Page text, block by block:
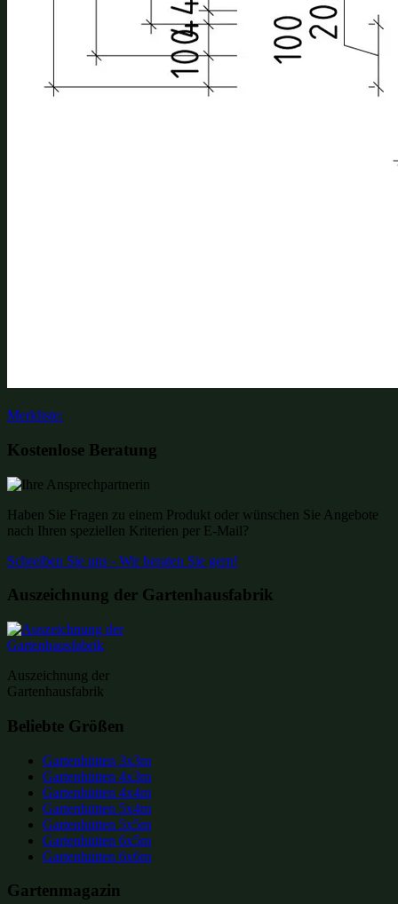
Merkliste:
Kostenlose Beratung
Haben Sie Fragen zu einem Produkt oder wünschen Sie Angebote
nach Ihren speziellen Kriterien per E-Mail?
Schreiben Sie uns - Wir beraten Sie gern!
Auszeichnung der Gartenhausfabrik
Auszeichnung der
Gartenhausfabrik
Beliebte Größen
Gartenhütten 3x3m
Gartenhütten 4x3m
Gartenhütten 4x4m
Gartenhütten 5x4m
Gartenhütten 5x5m
Gartenhütten 6x5m
Gartenhütten 6x6m
Gartenmagazin